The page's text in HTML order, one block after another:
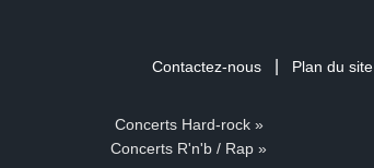
Contactez-nous Plan du site
Concerts Hard-rock »
Concerts R'n'b / Rap »